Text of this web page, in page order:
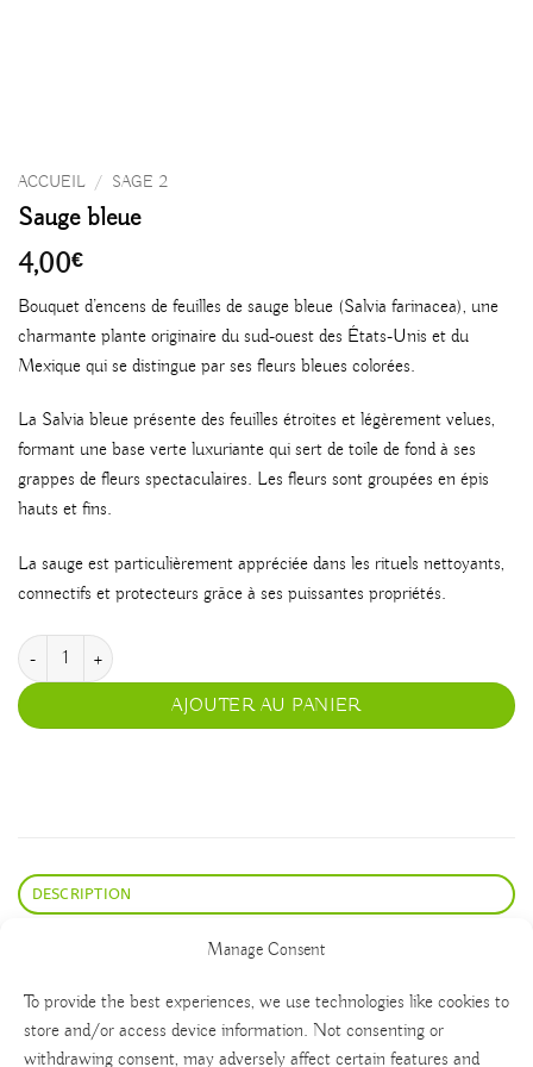
Manage Consent
To provide the best experiences, we use technologies like cookies to
store and/or access device information. Not consenting or
withdrawing consent, may adversely affect certain features and
ACCUEIL / SAGE 2
Sauge bleue
4,00€
Bouquet d’encens de feuilles de sauge bleue (Salvia farinacea), une
charmante plante originaire du sud-ouest des États-Unis et du
Mexique qui se distingue par ses fleurs bleues colorées.
La Salvia bleue présente des feuilles étroites et légèrement velues,
formant une base verte luxuriante qui sert de toile de fond à ses
grappes de fleurs spectaculaires. Les fleurs sont groupées en épis
hauts et fins.
La sauge est particulièrement appréciée dans les rituels nettoyants,
connectifs et protecteurs grâce à ses puissantes propriétés.
quantité de Sauge bleue
AJOUTER AU PANIER
DESCRIPTION
Bouquet de feuilles de sauge bleue (Salvia farinacea) pour encens